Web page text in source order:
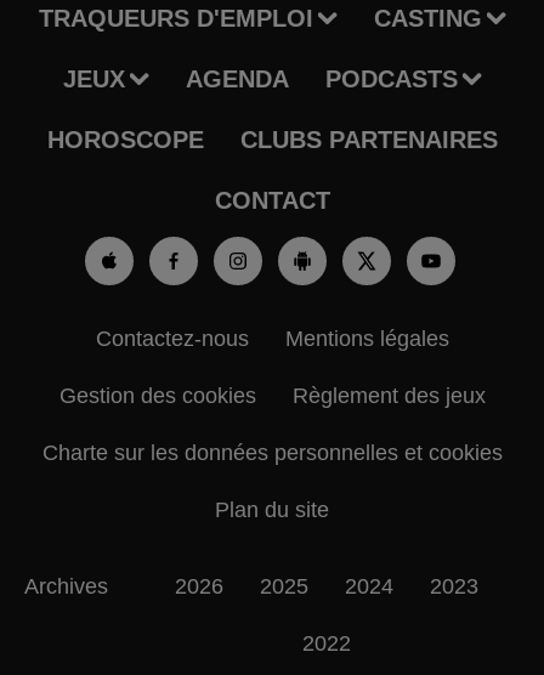
TRAQUEURS D'EMPLOI CASTING
JEUX AGENDA PODCASTS
HOROSCOPE CLUBS PARTENAIRES
CONTACT
Contactez-nous Mentions légales
Gestion des cookies Règlement des jeux
Charte sur les données personnelles et cookies
Plan du site
Archives 2026 2025 2024 2023
2022